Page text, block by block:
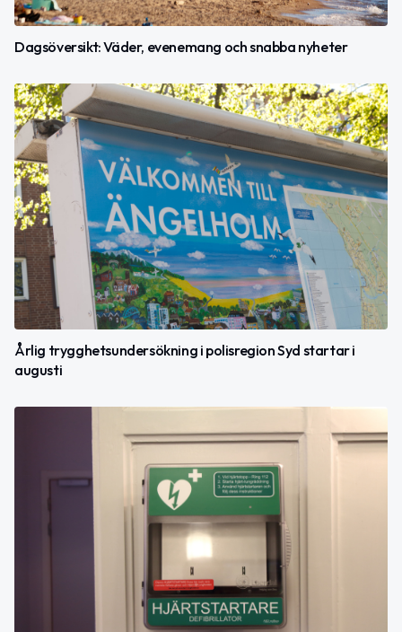
Dagsöversikt: Väder, evenemang och snabba nyheter
Årlig trygghetsundersökning i polisregion Syd startar i
augusti